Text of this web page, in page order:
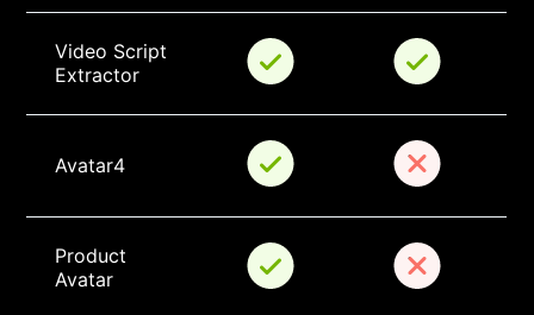
Video Script
Extractor
Avatar4
Product
Avatar